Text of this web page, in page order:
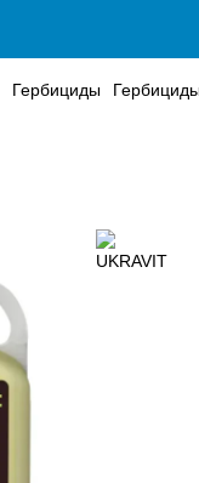
Гербициды